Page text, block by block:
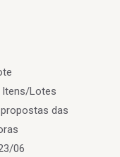
Itens/Lotes
das
06